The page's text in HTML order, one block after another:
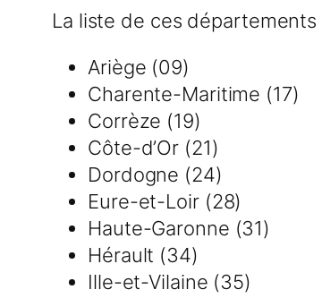
La liste de ces départements
Ariège (09)
Charente-Maritime (17)
Corrèze (19)
Côte-d’Or (21)
Dordogne (24)
Eure-et-Loir (28)
Haute-Garonne (31)
Hérault (34)
Ille-et-Vilaine (35)